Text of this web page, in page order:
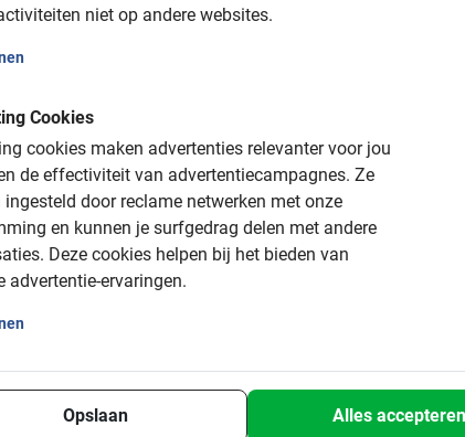
niet op andere websites.
Cookies
cookies maken advertenties relevanter voor jou
de effectiviteit van advertentiecampagnes. Ze
ingesteld door reclame netwerken met onze
en kunnen je surfgedrag delen met andere
Deze cookies helpen bij het bieden van
advertentie-ervaringen.
Opslaan Alles accepteren
je alles over de geboortestad van Pablo Picasso. Je fietst
kustplaats. Wat kun je verwachten? Tijdens de
langs de belangrijkste bezienswaardigheden van Malaga.
del Sol heeft behalve heerlijke stranden ook veel cultuur
stad heeft het allemaal! Met onze fietstours kom je
is een waar genot.
voor meer informatie over onze tours. Onze
voor iedereen.